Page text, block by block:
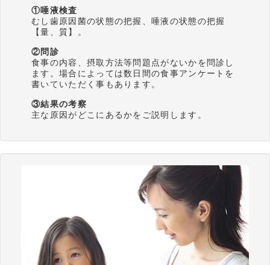
①唾液検査
むし歯原因菌の状態の把握、唾液の状態の把握
【量、質】。
②問診
食事の内容、摂取方法等問題点がないかを問診し
ます。場合によっては数日間の食事アンケートを
書いていただく事もあります。
③結果の考察
主な原因がどこにあるかをご説明します。